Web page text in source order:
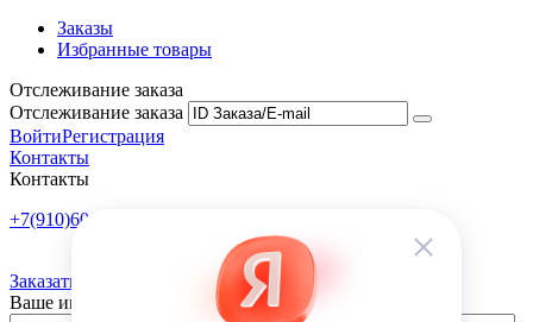
Заказы
Избранные товары
Отслеживание заказа
Отслеживание заказа
ВойтиРегистрация
Контакты
Контакты
+7(910)601-10-10
Заказать обратный звонок
Ваше имя